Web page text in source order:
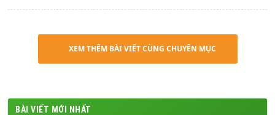
XEM THÊM BÀI VIẾT CÙNG CHUYÊN MỤC
BÀI VIẾT MỚI NHẤT